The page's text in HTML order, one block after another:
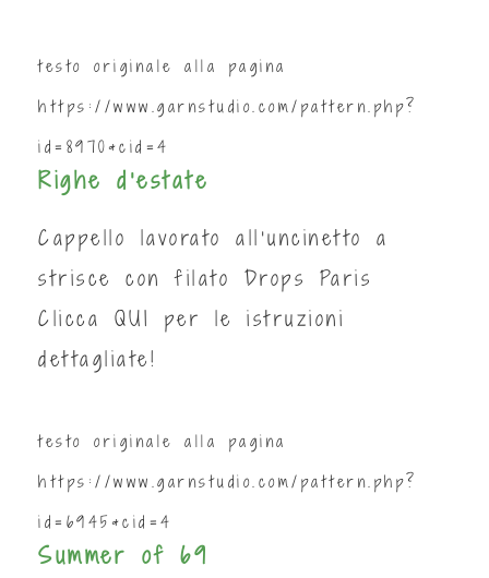
testo originale alla pagina
https://www.garnstudio.com/pattern.php?
id=8970&cid=4
Righe d'estate
Cappello lavorato all’uncinetto a
strisce con filato Drops Paris
Clicca QUI
per le istruzioni
dettagliate!
testo originale alla pagina
https://www.garnstudio.com/pattern.php?
id=6945&cid=4
Summer of 69